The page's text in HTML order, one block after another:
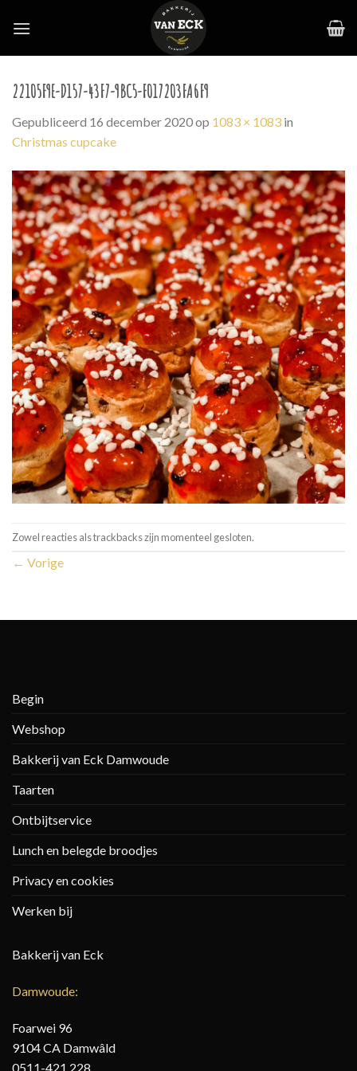
22105F9E-D157-43F7-9BC5-F017203FA6F9
Gepubliceerd 16 december 2020op 1083 × 1083 in
Christmas cupcake
Zowel reacties als trackbacks zijn momenteel gesloten.
← Vorige
Begin
Webshop
Bakkerij van Eck Damwoude
Taarten
Ontbijtservice
Lunch en belegde broodjes
Privacy en cookies
Werken bij
Bakkerij van Eck
Damwoude:
Foarwei 96
9104 CA Damwâld
0511-421 228